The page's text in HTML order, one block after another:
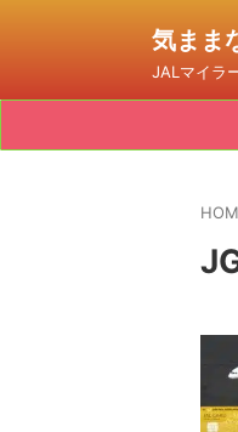
気まま
JALマイラ